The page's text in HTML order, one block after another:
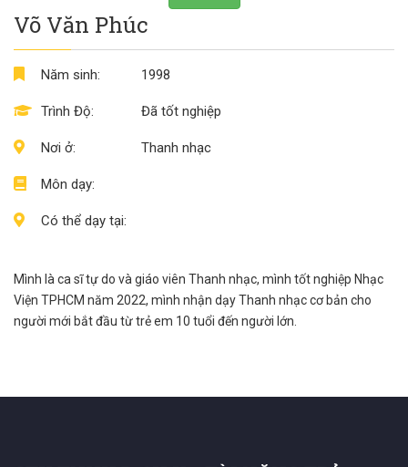
Võ Văn Phúc
Năm sinh:
Trình Độ:
Nơi ở:
Môn dạy:
Có thể dạy tại:
1998
Đã tốt nghiệp
Thanh nhạc
Mình là ca sĩ tự do và giáo viên Thanh nhạc, mình tốt nghiệp Nhạc
Viện TPHCM năm 2022, mình nhận dạy Thanh nhạc cơ bản cho
người mới bắt đầu từ trẻ em 10 tuổi đến người lớn.